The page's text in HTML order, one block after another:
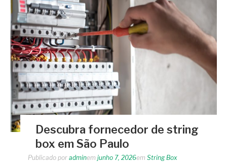
Descubra fornecedor de string
box em São Paulo
Publicado por adminem junho 7, 2026em String Box